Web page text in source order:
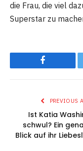
die Frau, die viel
Superstar zu
Facebook
PREVIOUS
Ist Katia
schwul? Ein
Blick auf ihr